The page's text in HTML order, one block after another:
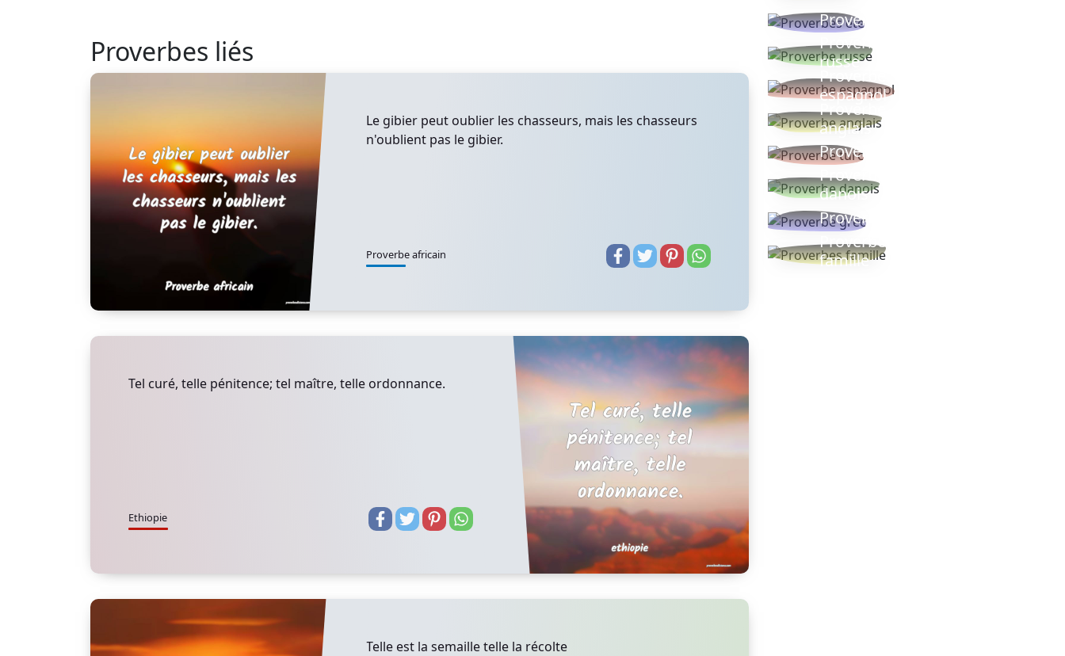
Proverbes liés
Le gibier peut oublier les chasseurs, mais les chasseurs
n'oublient pas le gibier.
Proverbe africain
Tel curé, telle pénitence; tel maître, telle ordonnance.
Ethiopie
Telle est la semaille telle la récolte
Proverbes ete
Proverbe
russe
Proverbe
espagnol
Proverbe
anglais
Proverbe turc
Proverbe
danois
Proverbe grec
Proverbes
famille